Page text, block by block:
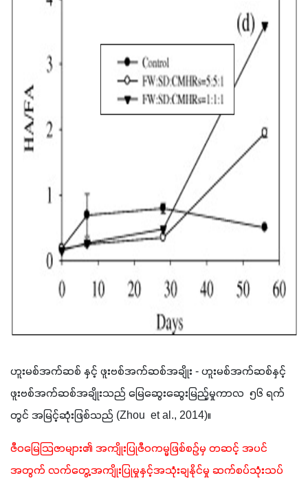
ဟူးမစ်အက်ဆစ် နှင့် ဖူးဗစ်အက်ဆစ်အချိုး - ဟူးမစ်အက်ဆစ်နှင့်
ဖူးဗစ်အက်ဆစ်အချိုးသည် မြေဆွေးဆွေးမြည့်မှုကာလ  ၅၆ ရက်
တွင် အမြင့်ဆုံးဖြစ်သည် (Zhou  et al., 2014)။
ဇီဝမြေသြဇာများ၏ အကျိုးပြုဇီဝကမ္မဖြစ်စဥ်မှ တဆင့် အပင်
အတွက် လက်တွေ့အကျိုးပြုမှုနှင့်အသုံးချနိုင်မှု ဆက်စပ်သုံးသပ်